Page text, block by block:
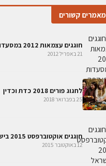
מאמרים קשורים
חוגגים עצמאות 2012 במסעדות ובתי קפה
21 באפריל 2012
לחגוג פורים 2018 כדת וכדין
25 בפברואר 2018
חוגגים אוקטוברפסט 2015 בישראל
12 באוקטובר 2015